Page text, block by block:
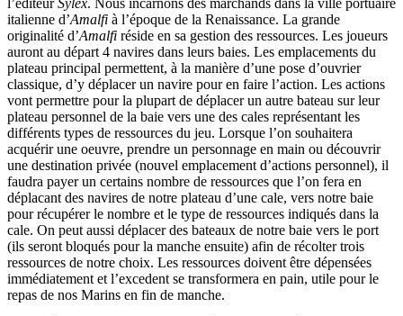
italienne d’Amalfi à l’époque de la Renaissance. La grande
originalité d’Amalfi réside en sa gestion des ressources. Les joueurs
auront au départ 4 navires dans leurs baies. Les emplacements du
plateau principal permettent, à la manière d’une pose d’ouvrier
classique, d’y déplacer un navire pour en faire l’action. Les actions
vont permettre pour la plupart de déplacer un autre bateau sur leur
plateau personnel de la baie vers une des cales représentant les
différents types de ressources du jeu. Lorsque l’on souhaitera
acquérir une oeuvre, prendre un personnage en main ou découvrir
une destination privée (nouvel emplacement d’actions personnel), il
faudra payer un certains nombre de ressources que l’on fera en
déplacant des navires de notre plateau d’une cale, vers notre baie
pour récupérer le nombre et le type de ressources indiqués dans la
cale. On peut aussi déplacer des bateaux de notre baie vers le port
(ils seront bloqués pour la manche ensuite) afin de récolter trois
ressources de notre choix. Les ressources doivent être dépensées
immédiatement et l’excedent se transformera en pain, utile pour le
repas de nos Marins en fin de manche.